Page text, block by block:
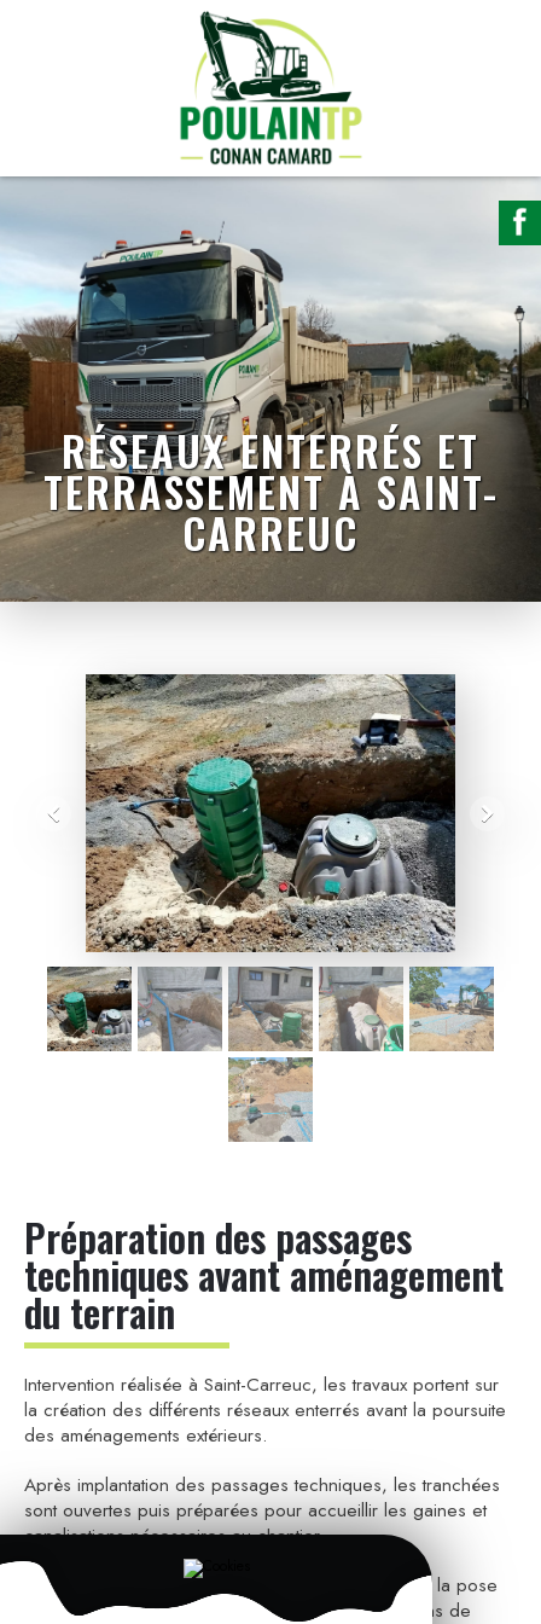
RÉSEAUX ENTERRÉS ET
TERRASSEMENT À SAINT-
CARREUC
Préparation des passages
techniques avant aménagement
du terrain
Intervention réalisée à Saint-Carreuc, les travaux portent sur
la création des différents réseaux enterrés avant la poursuite
des aménagements extérieurs.
Après implantation des passages techniques, les tranchées
sont ouvertes puis préparées pour accueillir les gaines et
canalisations nécessaires au chantier.
Le terrain est ensuite repris progressivement après la pose
des réseaux pour préparer la suite du chantier dans de